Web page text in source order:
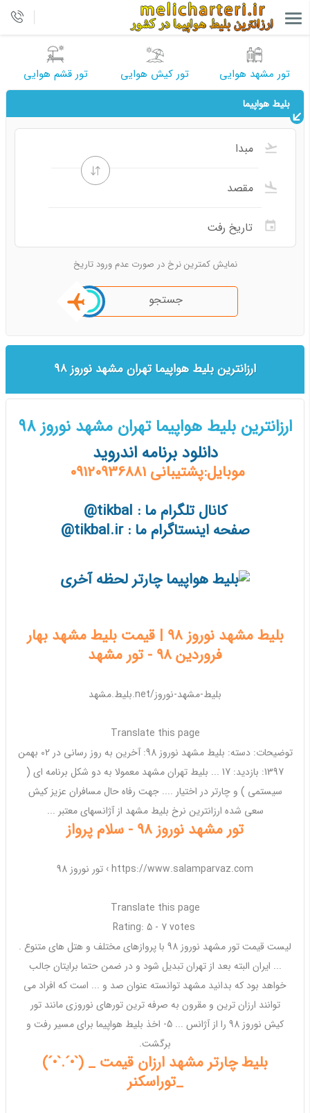
تور مشهد هوایی تور کیش هوایی تور قشم هوایی
بلیط هواپیما
نمایش کمترین نرخ در صورت عدم ورود تاریخ
جستجو
ارزانترین بلیط هواپیما تهران مشهد نوروز 98
ارزانترین بلیط هواپیما تهران مشهد نوروز 98
دانلود برنامه اندروید
موبایل:پشتیبانی 09120936881
کانال تلگرام ما : tikbal@
صفحه اینستاگرام ما : tikbal.ir@
بلیط مشهد نوروز 98 | قیمت بلیط مشهد بهار
فروردین 98 - تور مشهد
بلیط.مشهد.net/بلیط-مشهد-نوروز
Translate this page
توضیحات: دسته: بلیط مشهد نوروز 98
: آخرین به روز رسانی در 02 بهمن
1397: بازدید: 17 ...
بلیط تهران مشهد معمولا به دو شکل برنامه ای (
سیستمی ) و چارتر در اختیار .... جهت رفاه حال مسافران عزیز کیش
سعی شده ارزانترین نرخ بلیط مشهد از آژانسهای معتبر ...
تور مشهد نوروز 98 - سلام پرواز
https://www.salamparvaz.com › تور نوروز 98
Translate this page
لیست قیمت تور مشهد نوروز 98
با پروازهای مختلف و هتل های متنوع .
... ایران البته بعد ازتهرانتبدیل شود و در ضمن حتما برایتان جالب
خواهد بود که بدانید مشهد توانسته عنوان صد و ... است که افراد می
توانند ارزان ترین و مقرون به صرفه ترین تورهای نوروزیمانند تور
کیش نوروز 98 را از آژانس ... 5- اخذ بلیط هواپیما برای مسیر رفت و
برگشت.
بلیط چارتر مشهد ارزان قیمت _ (`•´.`•´)
_توراسکنر